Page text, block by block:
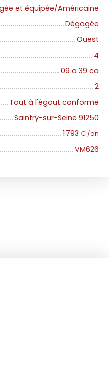
et équipée/Américaine
Dégagée
Ouest
4
09 a 39 ca
2
Tout à l'égout conforme
Saintry-sur-Seine 91250
1 793 € /an
VM626